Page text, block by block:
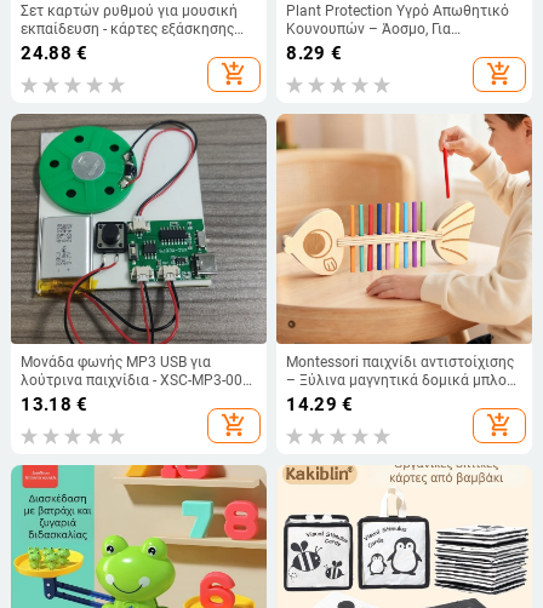
Σετ καρτών ρυθμού για μουσική
εκπαίδευση - κάρτες εξάσκησης
ρυθμού και νοτών, ημερολόγιο
γραφείου συμπεριλαμβάνεται,
ηλικίες 15–35 ετών
24.88 €
add_shopping_cart
Plant Protection Υγρό Απωθητικό
Κουνουπών – Άοσμο, Για
Εσωτερική Χρήση, Ηλεκτρική
Θέρμανση, Υγρό Αναπλήρωσης, Για
Ηλικίες 3+
8.29 €
add_shopping_cart
Μονάδα φωνής MP3 USB για
λούτρινα παιχνίδια - XSC-MP3-002,
σε κουτί, με προσαρμοσμένα
δείγματα
13.18 €
add_shopping_cart
Montessori παιχνίδι αντιστοίχισης
– Ξύλινα μαγνητικά δομικά μπλοκ
με χρωματική κατηγοριοποίηση
14.29 €
add_shopping_cart